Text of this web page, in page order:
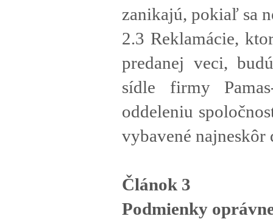
zanikajú, pokiaľ sa
2.3 Reklamácie,
predanej veci,
sídle firmy
oddeleniu
vybavené najneskôr
Článok 3
Podmienky